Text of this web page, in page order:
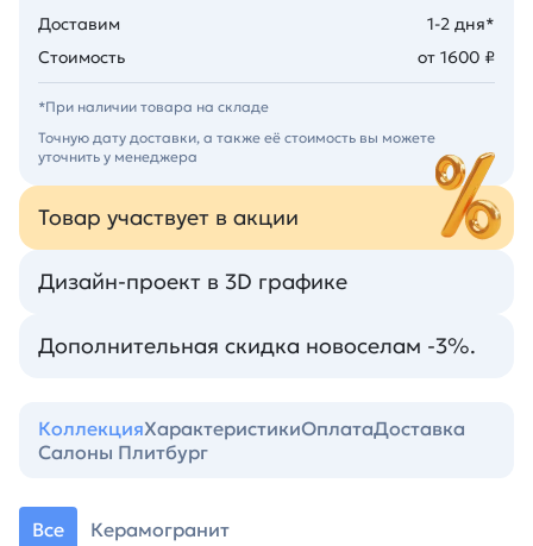
Доставим
1-2 дня*
Стоимость
от 1600 ₽
*При наличии товара на складе
Точную дату доставки, а также её стоимость вы можете
уточнить у менеджера
Товар участвует в акции
Дизайн-проект в 3D графике
Дополнительная скидка новоселам -3%.
КоллекцияХарактеристикиОплатаДоставка
Салоны Плитбург
Все Керамогранит